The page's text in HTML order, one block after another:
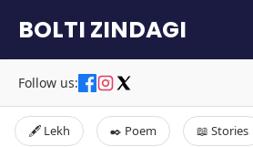
content
BOLTI ZINDAGI
Follow us:
🖋️ Lekh ✒️ Poem 📖 Stories